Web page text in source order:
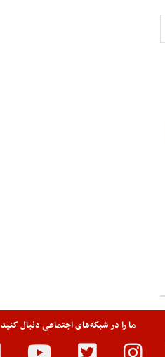
ما را در شبکه‌های اجتماعی دنبال کنید